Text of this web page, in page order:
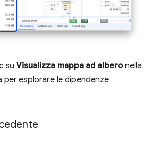
su Visualizza mappa ad alberonella
per esplorare le dipendenze